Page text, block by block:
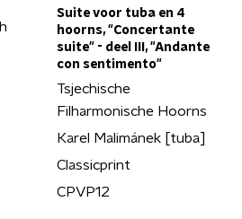
Suite voor tuba en 4
hoorns, "Concertante
suite" - deel III, "Andante
con sentimento"
Tsjechische
Filharmonische Hoorns
Karel Malimánek [tuba]
Classicprint
CPVP12